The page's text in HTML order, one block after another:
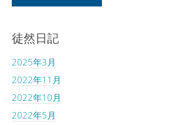
徒然日記
2025年3月
2022年11月
2022年10月
2022年5月